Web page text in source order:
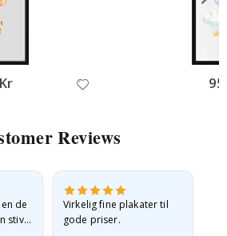
Reviews
de
stiv
Virkelig fine plakater til
gode priser.